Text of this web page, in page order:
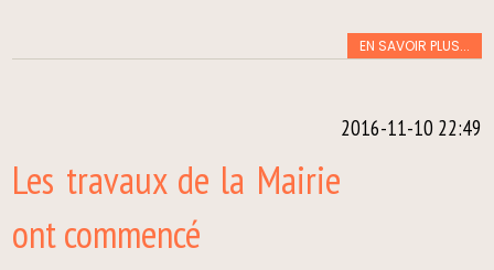
EN SAVOIR PLUS...
2016-11-10 22:49
Les travaux de la Mairie
ont commencé